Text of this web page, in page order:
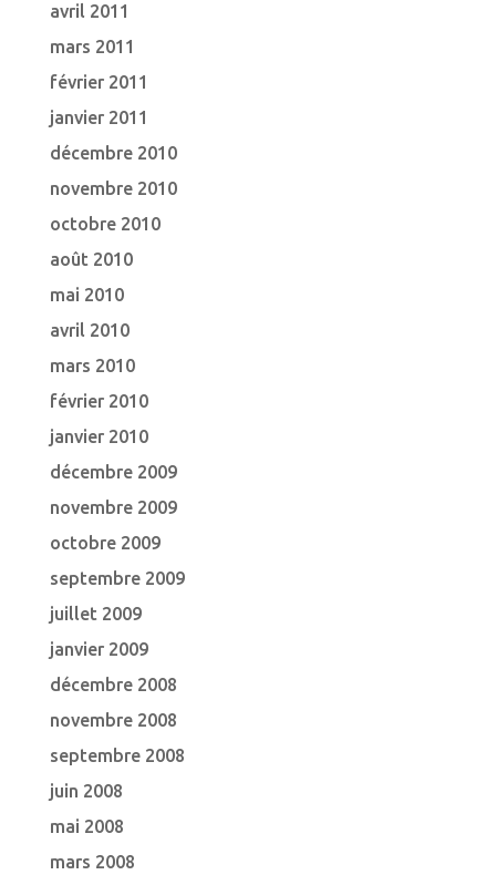
avril 2011
mars 2011
février 2011
janvier 2011
décembre 2010
novembre 2010
octobre 2010
août 2010
mai 2010
avril 2010
mars 2010
février 2010
janvier 2010
décembre 2009
novembre 2009
octobre 2009
septembre 2009
juillet 2009
janvier 2009
décembre 2008
novembre 2008
septembre 2008
juin 2008
mai 2008
mars 2008